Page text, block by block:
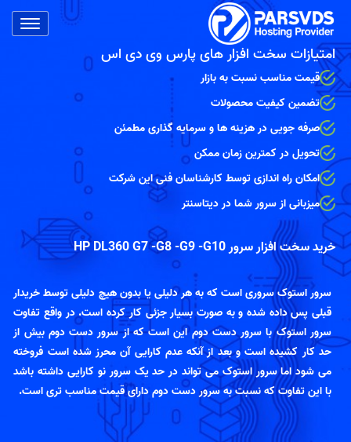
امتیازات سخت افزار های پارس وی دی اس
قیمت مناسب نسبت به بازار
تضمین کیفیت محصولات
صرفه جویی در هزینه ها و سرمایه گذاری مطمئن
تحویل در کمترین زمان ممکن
امکان راه اندازی توسط کارشناسان فنی این شرکت
میزبانی از سرور شما در دیتاسنتر
خرید سخت افزار سرور HP DL360 G7 -G8 -G9 -G10
سرور استوک سروری است که به هر دلیلی یا بدون هیچ دلیلی توسط خریدار
قبلی پس داده شده و به صورت بسیار جزئی کار کرده است. در واقع تفاوت
سرور استوک با سرور دست دوم این است که از سرور دست دوم بیش از
حد کار کشیده است و بعد از آنکه عدم کارایی آن محرز شده است فروخته
می شود اما سرور استوک می تواند در حد یک سرور نو کارایی داشته باشد
با این تفاوت که نسبت به سرور دست دوم دارای قیمت مناسب تری است.